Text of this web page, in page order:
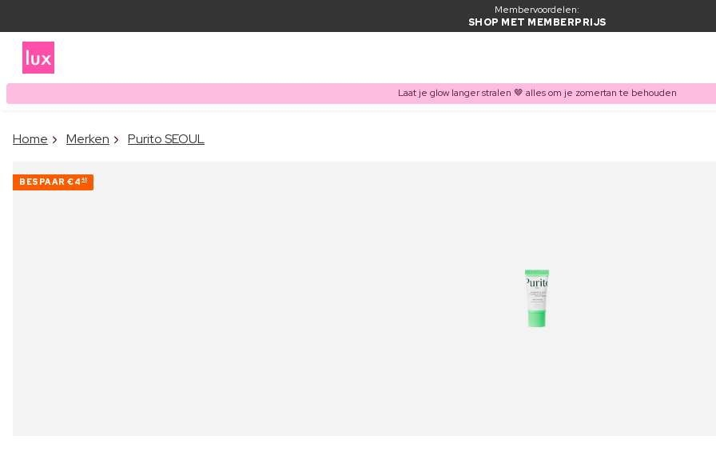
Membervoordelen:
SHOP MET MEMBERPRIJS
Laat je glow langer stralen 🤎 alles om je zomertan te behouden
Home Merken Purito SEOUL
BESPAAR €4 40